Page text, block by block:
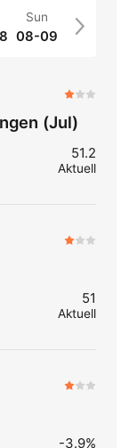
Sun
08-09
(Jul)
51.2
Aktuell
51
Aktuell
-3.9%